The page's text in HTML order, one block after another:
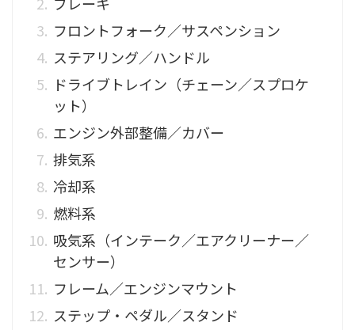
フロントフォーク／サスペンション
ステアリング／ハンドル
ドライブトレイン（チェーン／スプロケ
ット）
エンジン外部整備／カバー
排気系
冷却系
燃料系
吸気系（インテーク／エアクリーナー／
センサー）
フレーム／エンジンマウント
ステップ・ペダル／スタンド